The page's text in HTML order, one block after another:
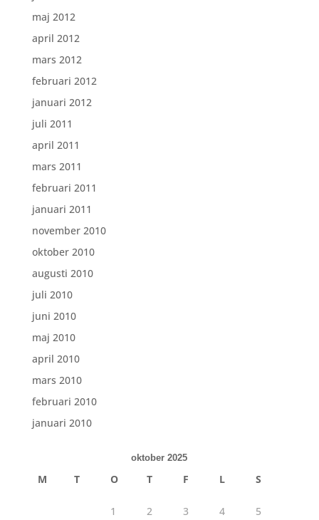
maj 2012
april 2012
mars 2012
februari 2012
januari 2012
juli 2011
april 2011
mars 2011
februari 2011
januari 2011
november 2010
oktober 2010
augusti 2010
juli 2010
juni 2010
maj 2010
april 2010
mars 2010
februari 2010
januari 2010
oktober 2025
M T O T F L S
1 2 3 4 5